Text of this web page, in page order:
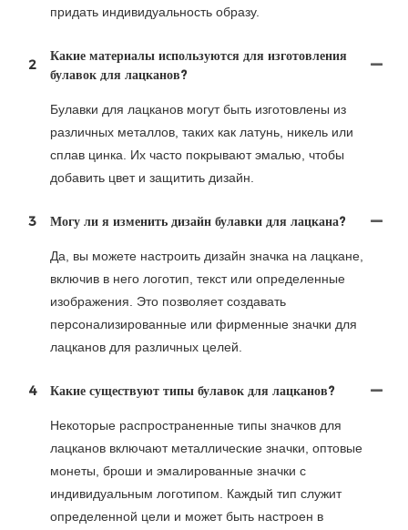
придать индивидуальность образу.
2
Какие материалы используются для изготовления
булавок для лацканов?
Булавки для лацканов могут быть изготовлены из
различных металлов, таких как латунь, никель или
сплав цинка. Их часто покрывают эмалью, чтобы
добавить цвет и защитить дизайн.
3 Могу ли я изменить дизайн булавки для лацкана?
Да, вы можете настроить дизайн значка на лацкане,
включив в него логотип, текст или определенные
изображения. Это позволяет создавать
персонализированные или фирменные значки для
лацканов для различных целей.
4 Какие существуют типы булавок для лацканов?
Некоторые распространенные типы значков для
лацканов включают металлические значки, оптовые
монеты, броши и эмалированные значки с
индивидуальным логотипом. Каждый тип служит
определенной цели и может быть настроен в